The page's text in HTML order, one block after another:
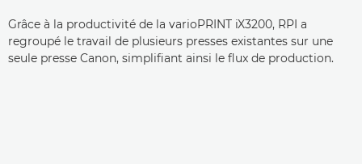
Grâce à la productivité de la varioPRINT iX3200, RPI a
regroupé le travail de plusieurs presses existantes sur une
seule presse Canon, simplifiant ainsi le flux de production.